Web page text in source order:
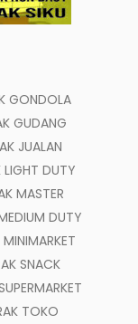
GONDOLA
GUDANG
JUALAN
LIGHT DUTY
MASTER
DUTY
MINIMARKET
SNACK
TOKO